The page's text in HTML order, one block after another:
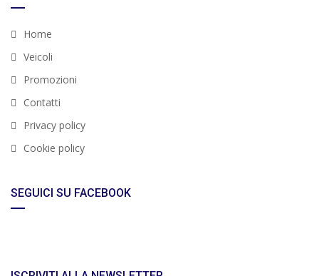
Home
Veicoli
Promozioni
Contatti
Privacy policy
Cookie policy
SEGUICI SU FACEBOOK